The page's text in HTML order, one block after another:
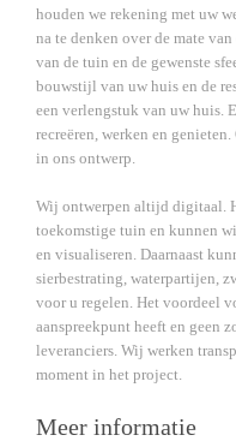
houden we rekening met uw
na te denken over de mate
van de tuin en de gewenste
bouwstijl van uw huis en de
een verlengstuk van uw huis.
recreëren, werken en
in ons ontwerp.
Wij ontwerpen altijd digitaal.
toekomstige tuin en kunnen
en visualiseren. Daarnaast
sierbestrating, waterpartijen,
voor u regelen. Het voordeel
aanspreekpunt heeft en geen
leveranciers. Wij werken
moment in het project.
Meer informatie